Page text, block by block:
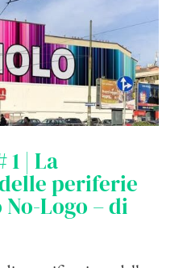
1 | La
periferie
Logo – di